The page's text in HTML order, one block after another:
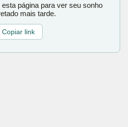
página para ver seu sonho
mais tarde.
Copiar link